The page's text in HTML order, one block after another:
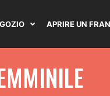
APRIRE UN